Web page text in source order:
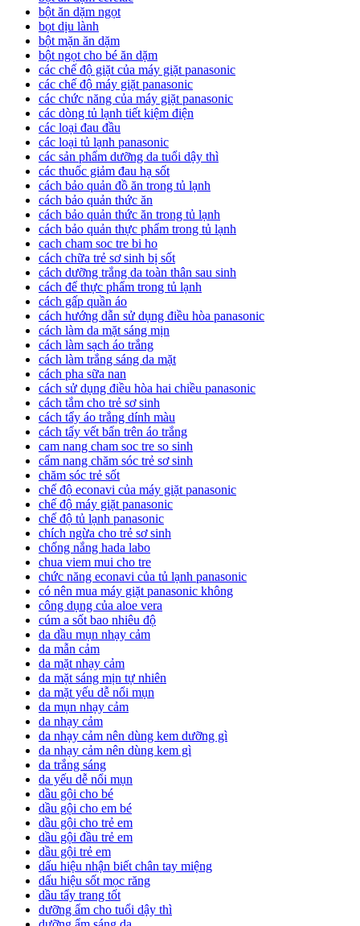
bột ăn dặm ngọt
bọt dịu lành
bột mặn ăn dặm
bột ngọt cho bé ăn dặm
các chế độ giặt của máy giặt panasonic
các chế độ máy giặt panasonic
các chức năng của máy giặt panasonic
các dòng tủ lạnh tiết kiệm điện
các loại đau đầu
các loại tủ lạnh panasonic
các sản phẩm dưỡng da tuổi dậy thì
các thuốc giảm đau hạ sốt
cách bảo quản đồ ăn trong tủ lạnh
cách bảo quản thức ăn
cách bảo quản thức ăn trong tủ lạnh
cách bảo quản thực phẩm trong tủ lạnh
cach cham soc tre bi ho
cách chữa trẻ sơ sinh bị sốt
cách dưỡng trắng da toàn thân sau sinh
cách để thực phẩm trong tủ lạnh
cách gấp quần áo
cách hướng dẫn sử dụng điều hòa panasonic
cách làm da mặt sáng mịn
cách làm sạch áo trắng
cách làm trắng sáng da mặt
cách pha sữa nan
cách sử dụng điều hòa hai chiều panasonic
cách tắm cho trẻ sơ sinh
cách tẩy áo trắng dính màu
cách tẩy vết bẩn trên áo trắng
cam nang cham soc tre so sinh
cẩm nang chăm sóc trẻ sơ sinh
chăm sóc trẻ sốt
chế độ econavi của máy giặt panasonic
chế độ máy giặt panasonic
chế độ tủ lạnh panasonic
chích ngừa cho trẻ sơ sinh
chống nắng hada labo
chua viem mui cho tre
chức năng econavi của tủ lạnh panasonic
có nên mua máy giặt panasonic không
công dụng của aloe vera
cúm a sốt bao nhiêu độ
da dầu mụn nhạy cảm
da mẫn cảm
da mặt nhạy cảm
da mặt sáng mịn tự nhiên
da mặt yếu dễ nổi mụn
da mụn nhạy cảm
da nhạy cảm
da nhạy cảm nên dùng kem dưỡng gì
da nhạy cảm nên dùng kem gì
da trắng sáng
da yếu dễ nổi mụn
dầu gội cho bé
dầu gội cho em bé
dầu gội cho trẻ em
dầu gội đầu trẻ em
dầu gội trẻ em
dấu hiệu nhận biết chân tay miệng
dấu hiệu sốt mọc răng
dầu tẩy trang tốt
dưỡng ẩm cho tuổi dậy thì